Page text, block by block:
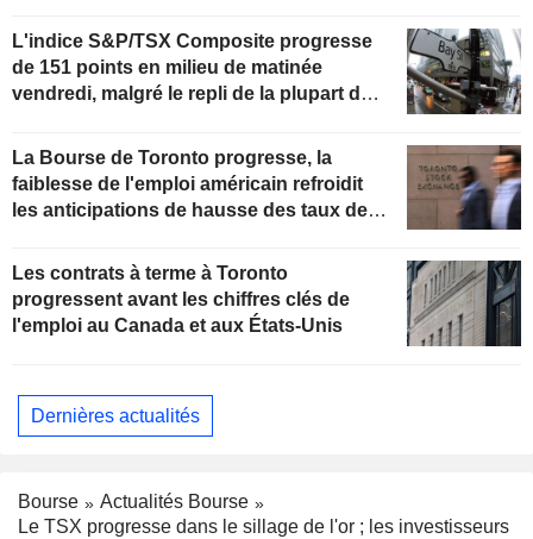
L'indice S&P/TSX Composite progresse
de 151 points en milieu de matinée
vendredi, malgré le repli de la plupart des
La Bourse de Toronto progresse, la
faiblesse de l'emploi américain refroidit
les anticipations de hausse des taux de la
Les contrats à terme à Toronto
progressent avant les chiffres clés de
l'emploi au Canada et aux États-Unis
Dernières actualités
Bourse
Actualités Bourse
Le TSX progresse dans le sillage de l'or ; les investisseurs